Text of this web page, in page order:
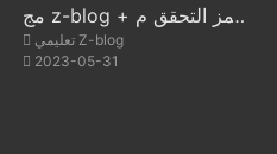
مج z-blog + رمز التحقق م
ن الهاتف المحمول
تعليمي Z-blog
2023-05-31